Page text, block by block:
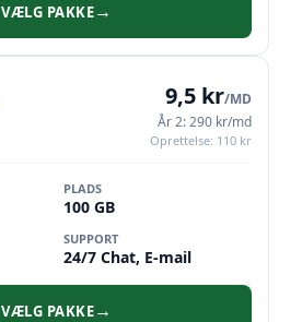
VÆLG PAKKE→
9,5 kr/MD
År 2: 290 kr/md
Oprettelse: 110 kr
PLADS
100 GB
SUPPORT
24/7 Chat, E-mail
VÆLG PAKKE→